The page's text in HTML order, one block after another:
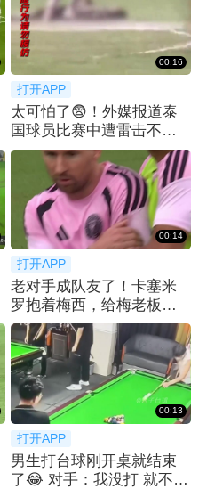
00:16
打开APP
太可怕了😨！外媒报道泰
国球员比赛中遭雷击不幸
去世
00:14
打开APP
老对手成队友了！卡塞米
罗抱着梅西，给梅老板整
笑了😂
00:13
打开APP
男生打台球刚开桌就结束
了😂 对手：我没打 就不